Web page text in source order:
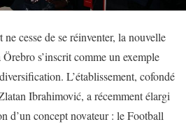
cesse de se réinventer, la nouvelle
s’inscrit comme un exemple
L’établissement, cofondé
Ibrahimović, a récemment élargi
d’un concept novateur : le Football